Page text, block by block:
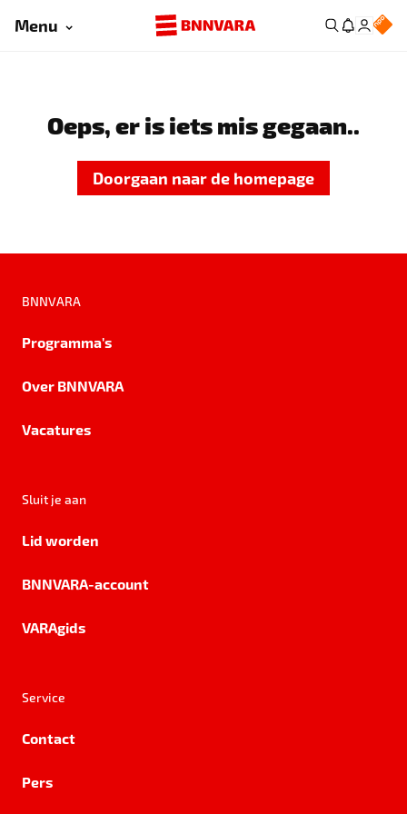
Menu
Oeps, er is iets mis gegaan..
Doorgaan naar de homepage
BNNVARA
Programma's
Over BNNVARA
Vacatures
Sluit je aan
Lid worden
BNNVARA-account
VARAgids
Service
Contact
Pers